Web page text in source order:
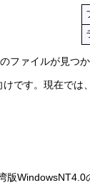
ファイルが見つ
です。現在では
版